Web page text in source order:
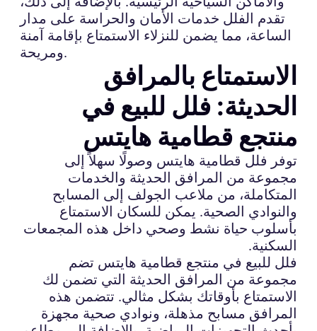
تقدم الفلل خدمات الأمان والحراسة على مدار
الساعة، مما يضمن للنزلاء الاستمتاع بإقامة آمنة
ومريحة.
الاستمتاع بالمرافق
الحديثة: فلل للبيع في
منتجع قطامية هايتس
توفر فلل قطامية هايتس وصولًا سهلاً إلى
مجموعة من المرافق الحديثة والخدمات
المتكاملة، من ملاعب الجولف إلى المسابح
والنوادي الصحية. يمكن للسكان الاستمتاع
بأسلوب حياة نشط وصحي داخل هذه المجمعات
السكنية.
فلل للبيع في منتجع قطامية هايتس تضم
مجموعة من المرافق الحديثة التي تضمن لك
الاستمتاع بأوقاتك بشكل مثالي. تتضمن هذه
المرافق مسابح مذهلة، ونوادي صحية مجهزة